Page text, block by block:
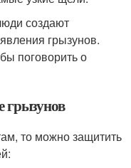
создают
грызунов.
поговорить о
грызунов
то можно защитить